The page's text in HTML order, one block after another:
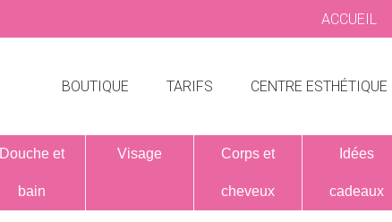
ACCUEIL
BOUTIQUE TARIFS CENTRE ESTHÉTIQUE
Douche et
bain
Visage Corps et
cheveux
Idées
cadeaux